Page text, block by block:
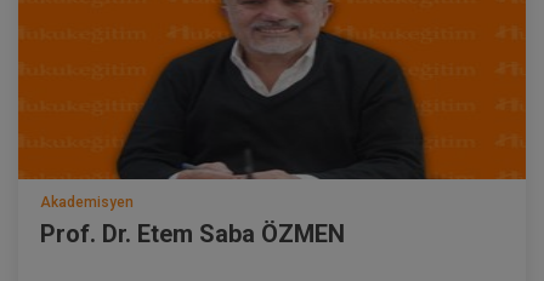
Akademisyen
Prof. Dr. Etem Saba ÖZMEN